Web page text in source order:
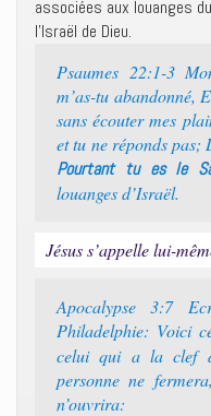
associées aux louanges
l’Israël de Dieu.
Psaumes 22:1-3
m’as-tu abandonné,
sans écouter mes
et tu ne réponds pas;
Pourtant tu es le
louanges d’Israël.
Jésus s’appelle lui-
Apocalypse 3:7
Philadelphie: Voici
celui qui a la clef
personne ne
n’ouvrira: